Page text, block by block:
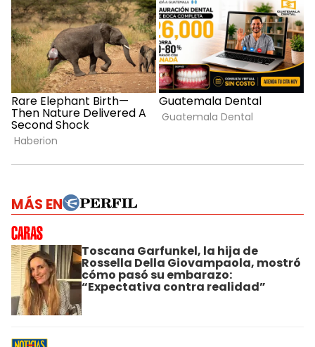
MÁS EN
Toscana Garfunkel, la hija de
Rossella Della Giovampaola, mostró
cómo pasó su embarazo:
“Expectativa contra realidad”